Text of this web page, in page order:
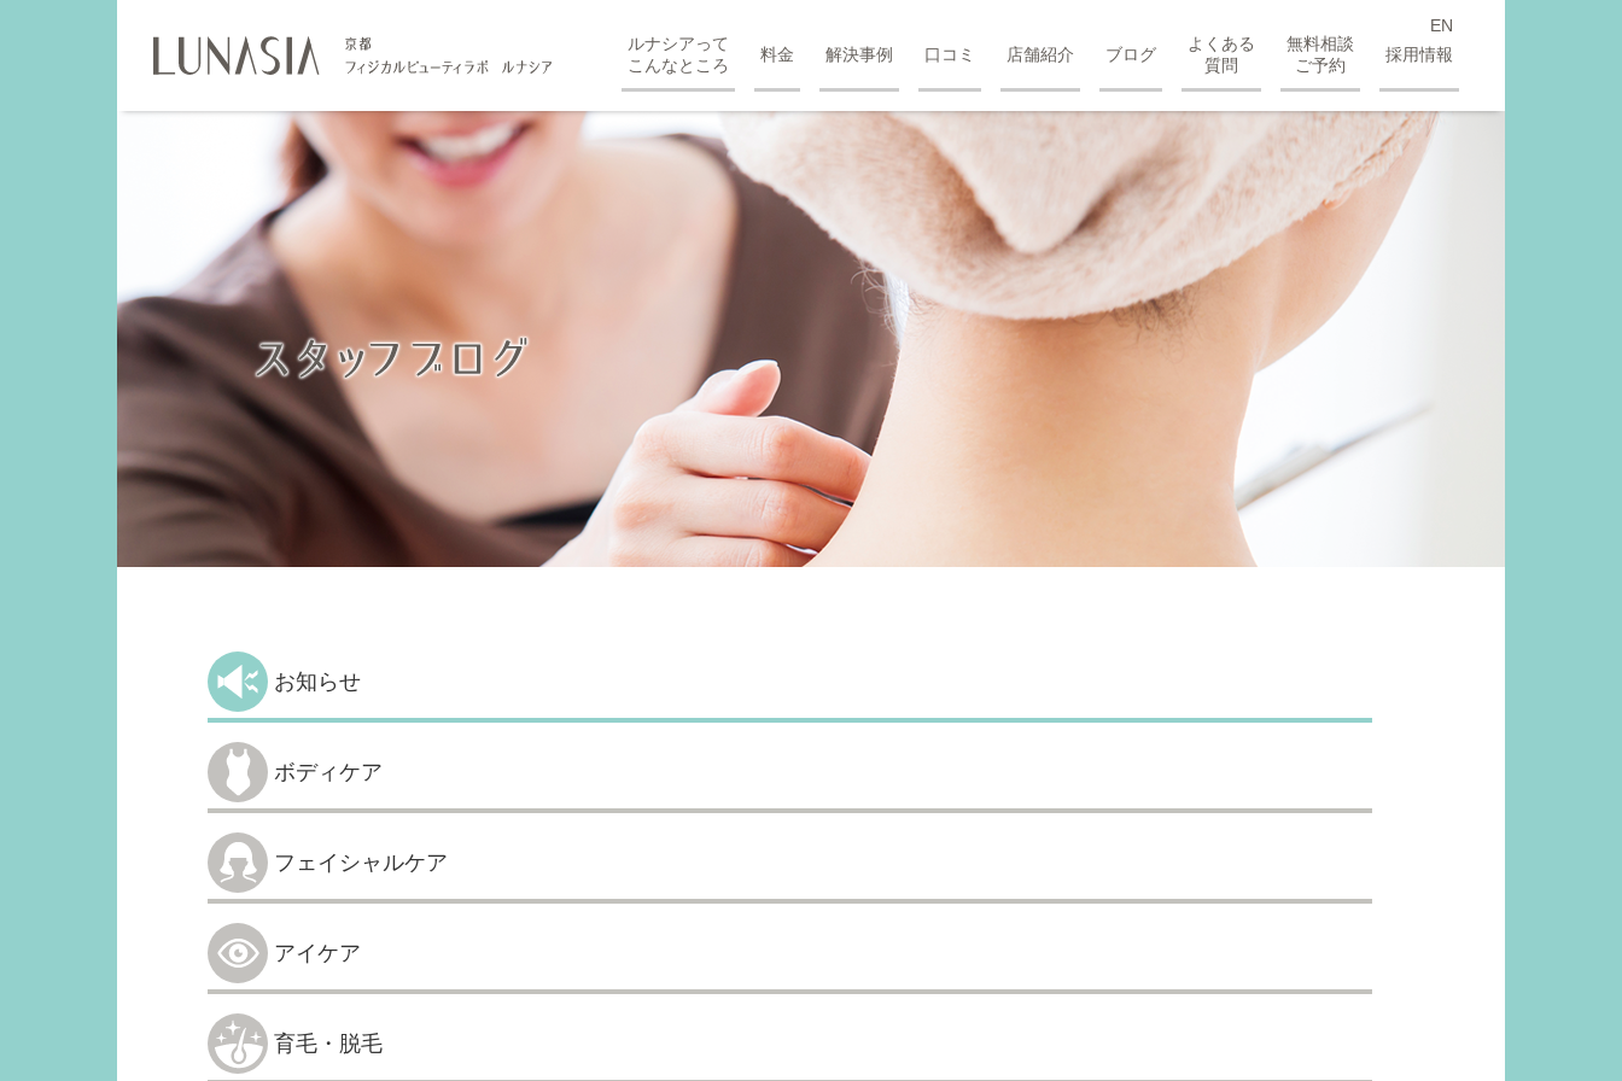
ルナシアって
こんなところ
料金 解決事例 口コミ 店舗紹介 ブログ
よくある
質問
無料相談
ご予約
採用情報
EN
お知らせ
ボディケア
フェイシャルケア
アイケア
育毛・脱毛